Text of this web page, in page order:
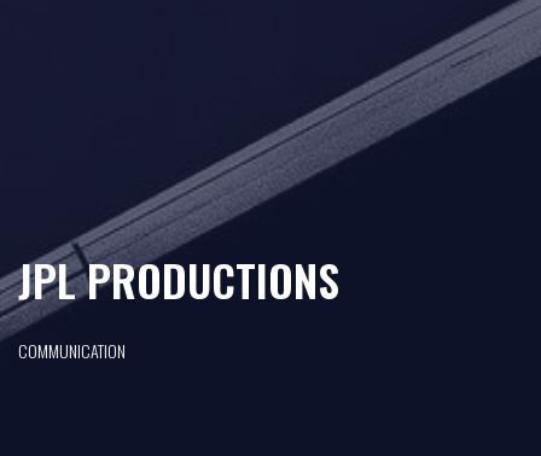
JPL PRODUCTIONS
COMMUNICATION